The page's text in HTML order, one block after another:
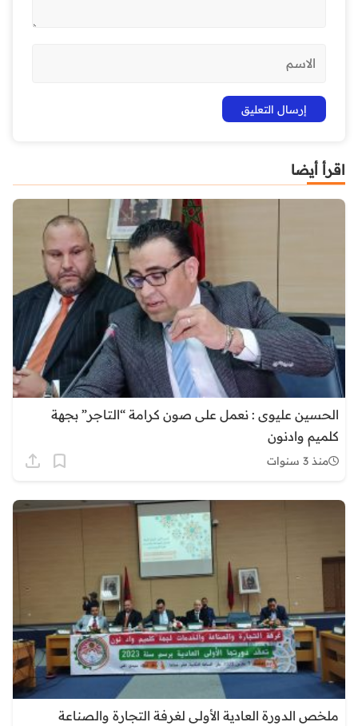
اقرأ أيضا
الحسين عليوى : نعمل على صون كرامة “التاجر” بجهة
كلميم وادنون
منذ 3 سنوات
ملخص الدورة العادية الأولى لغرفة التجارة والصناعة